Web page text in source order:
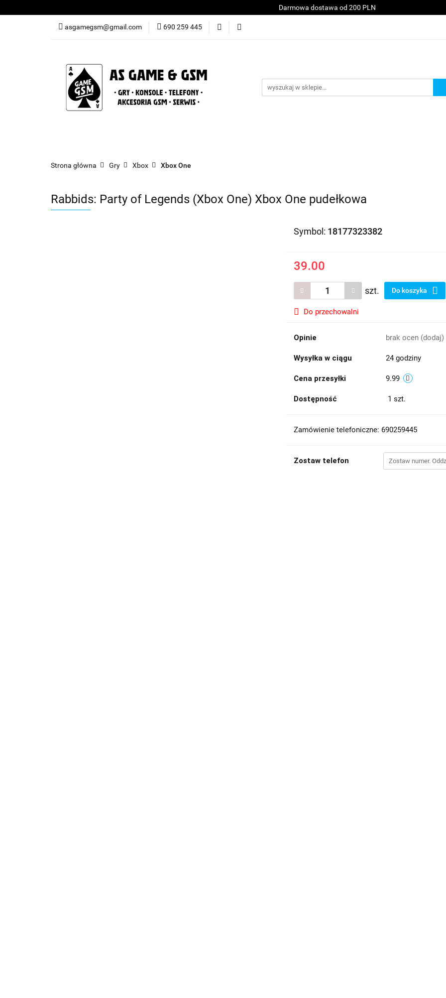
Darmowa dostawa od 200 PLN
asgamegsm@gmail.com 690 259 445
Nowości Gry Konsole Telefony Akcesoria Serwis
Strona główna Gry Xbox Xbox One
Rabbids: Party of Legends (Xbox One) Xbox One pudełkowa
Symbol: 18177323382
39.00
szt. Do koszyka
Do przechowalni
Opinie brak ocen (dodaj)
Wysyłka w ciągu 24 godziny
Cena przesyłki 9.99
Dostępność 1 szt.
Zamówienie telefoniczne: 690259445
Zostaw telefon